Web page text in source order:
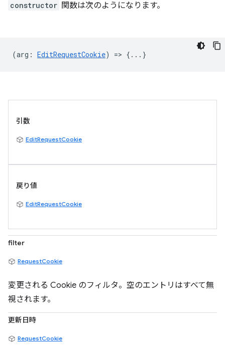
constructor 関数は次のようになります。
(arg : EditRequestCookie) => {...}
引数
EditRequestCookie
戻り値
EditRequestCookie
filter
RequestCookie
変更される Cookie のフィルタ。空のエントリはすべて無
視されます。
更新日時
RequestCookie